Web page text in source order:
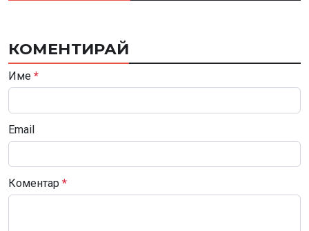
КОМЕНТИРАЙ
Име *
Email
Коментар *